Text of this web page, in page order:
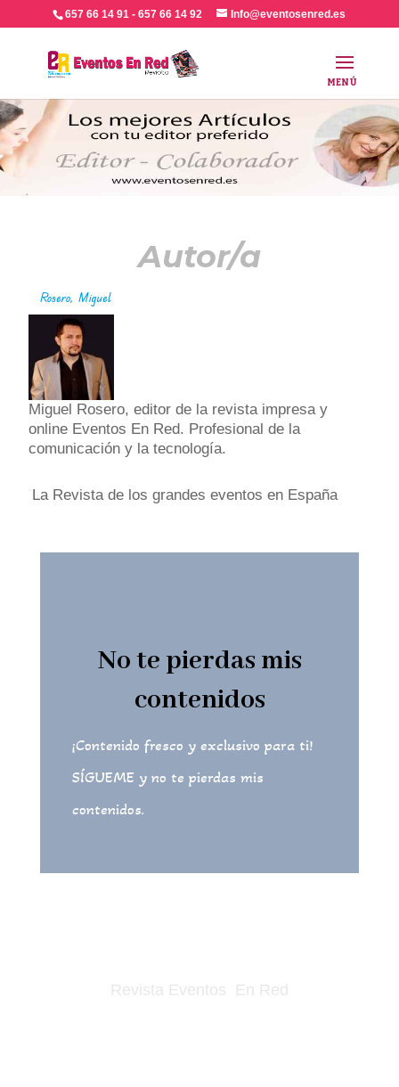
657 66 14 91 - 657 66 14 92 Info@eventosenred.es
Autor/a
Rosero, Miguel
Miguel Rosero, editor de la revista impresa y
online Eventos En Red. Profesional de la
comunicación y la tecnología.
La Revista de los grandes eventos en España
No te pierdas mis
contenidos
¡Contenido fresco y exclusivo para ti!
SÍGUEME y no te pierdas mis
contenidos.